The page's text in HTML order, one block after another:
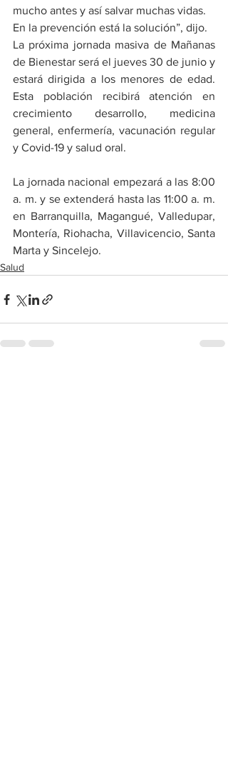
mucho antes y así salvar muchas vidas.
En la prevención está la solución”, dijo.
La próxima jornada masiva de Mañanas
de Bienestar será el jueves 30 de junio y
estará dirigida a los menores de edad.
Esta población recibirá atención en
crecimiento desarrollo, medicina
general, enfermería, vacunación regular
y Covid-19 y salud oral.
La jornada nacional empezará a las 8:00
a. m. y se extenderá hasta las 11:00 a. m.
en Barranquilla, Magangué, Valledupar,
Montería, Riohacha, Villavicencio, Santa
Marta y Sincelejo.
Salud